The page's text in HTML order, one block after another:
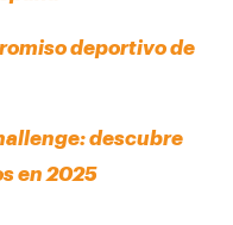
deportivo de
descubre
en 2025